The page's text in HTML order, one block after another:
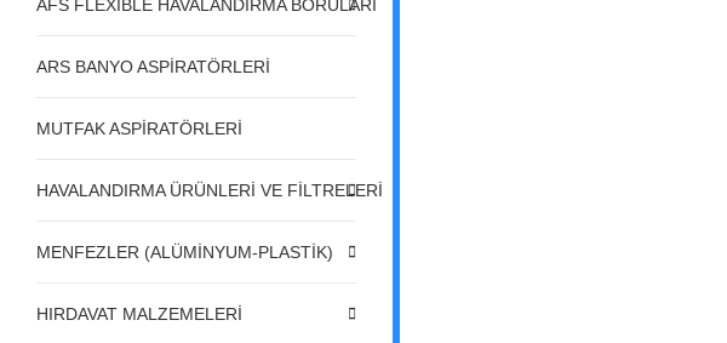
AFS FLEXIBLE HAVALANDIRMA BORULARI
ARS BANYO ASPİRATÖRLERİ
MUTFAK ASPİRATÖRLERİ
HAVALANDIRMA ÜRÜNLERİ VE FİLTRELERİ
MENFEZLER (ALÜMİNYUM-PLASTİK)
HIRDAVAT MALZEMELERİ